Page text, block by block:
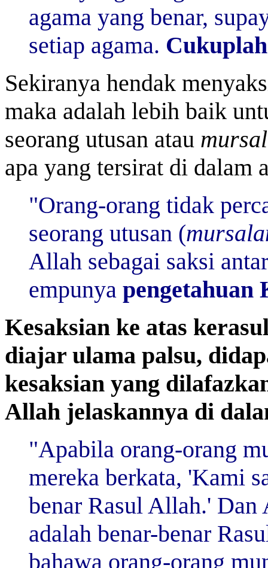
agama yang benar,
setiap agama.
Sekiranya hendak
maka adalah lebih baik
seorang utusan atau
apa yang tersirat di dalam
"Orang-orang tidak
seorang utusan (
Allah sebagai saksi
empunya pengetahuan
Kesaksian ke atas
diajar ulama palsu,
kesaksian yang
Allah jelaskannya di
"Apabila orang-orang
mereka berkata, 'Kami
benar Rasul Allah.' Dan
adalah benar-benar
bahawa orang-orang